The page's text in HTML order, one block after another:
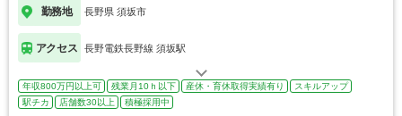
勤務地 長野県 須坂市
アクセス 長野電鉄長野線 須坂駅
年収800万円以上可 残業月10ｈ以下 産休・育休取得実績有り
スキルアップ
駅チカ
店舗数30以上 積極採用中